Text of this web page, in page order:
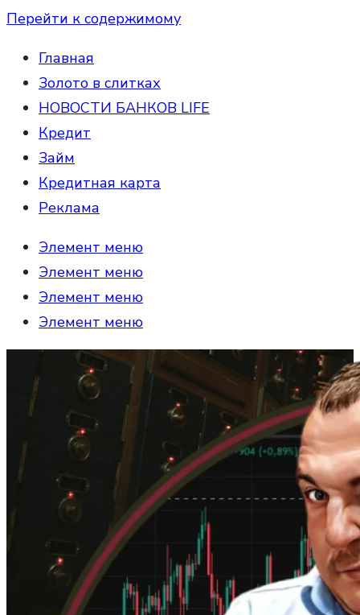
Перейти к содержимому
Главная
Золото в слитках
НОВОСТИ БАНКОВ LIFE
Кредит
Займ
Кредитная карта
Реклама
Элемент меню
Элемент меню
Элемент меню
Элемент меню